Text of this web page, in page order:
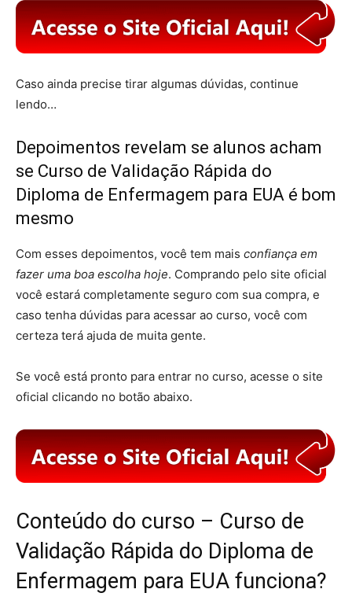
Caso ainda precise tirar algumas dúvidas, continue
lendo…
Depoimentos revelam se alunos acham
se Curso de Validação Rápida do
Diploma de Enfermagem para EUA é bom
mesmo
Com esses depoimentos, você tem mais confiança em
fazer uma boa escolha hoje. Comprando pelo site oficial
você estará completamente seguro com sua compra, e
caso tenha dúvidas para acessar ao curso, você com
certeza terá ajuda de muita gente.
Se você está pronto para entrar no curso, acesse o site
oficial clicando no botão abaixo.
Conteúdo do curso – Curso de
Validação Rápida do Diploma de
Enfermagem para EUA funciona?